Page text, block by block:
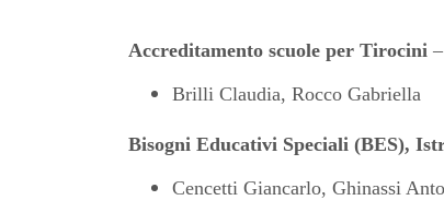
Accreditamento scuole per Tirocini
Brilli Claudia, Rocco Gabriella
Bisogni Educativi Speciali (BES), I
Cencetti Giancarlo, Ghinassi